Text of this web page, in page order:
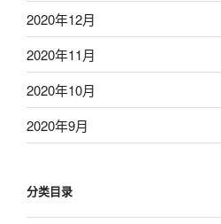
2020年12月
2020年11月
2020年10月
2020年9月
分类目录